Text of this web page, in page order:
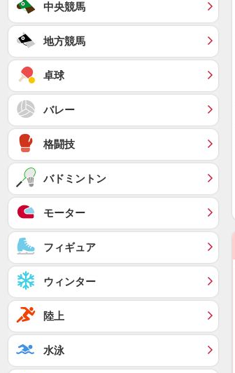
中央競馬
地方競馬
卓球
バレー
格闘技
バドミントン
モーター
フィギュア
ウィンター
陸上
水泳